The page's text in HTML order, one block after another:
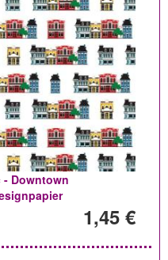
- Downtown
1,45 €